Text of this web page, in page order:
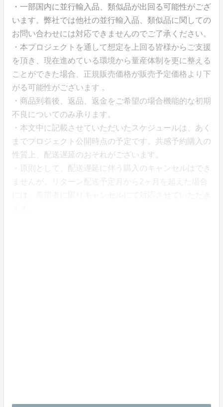
・一部国内に並行輸入品、類似品が出回る可能性がござ
います。弊社では他社の並行輸入品、類似品に関しての
お問い合わせには対応できませんのでご了承ください。
・本プロジェクトを通して想定を上回る皆様からご支援
を頂き、現在進めている環境から量産体制を更に整える
ことができた場合、正規販売価格が販売予定価格より下
がる可能性がございます 。
・商品到着後、返品、返金をご希望の場合機能的な初期
不良についてのみ承ります。
・本文中に記載させていただいたスケジュールは、あく
までプロジェクト公開時点の予定です。共感予約購入の
性質上、配送遅延のおそれがございます。
・原則として、配送遅延に伴う購入のキャンセルはでき
ませんが、リターン配送予定月から2ヶ月を超えた場合